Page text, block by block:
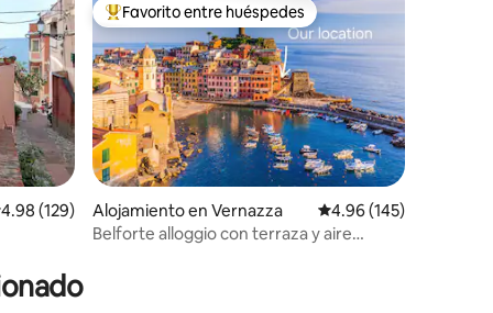
promedio: 4.98 de 5, 129 reseñas
4.98 (129)
Favorito entre huéspedes preferido
Favorito entre huéspedes
Alojamiento en Vernazza Calificación promedio:
4.96 (145)
Belforte alloggio con terraza y aire